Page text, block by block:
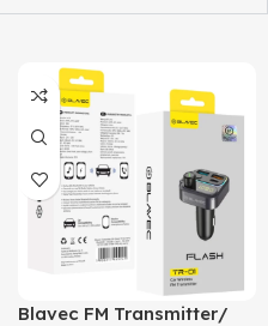
Blavec FM Transmitter/